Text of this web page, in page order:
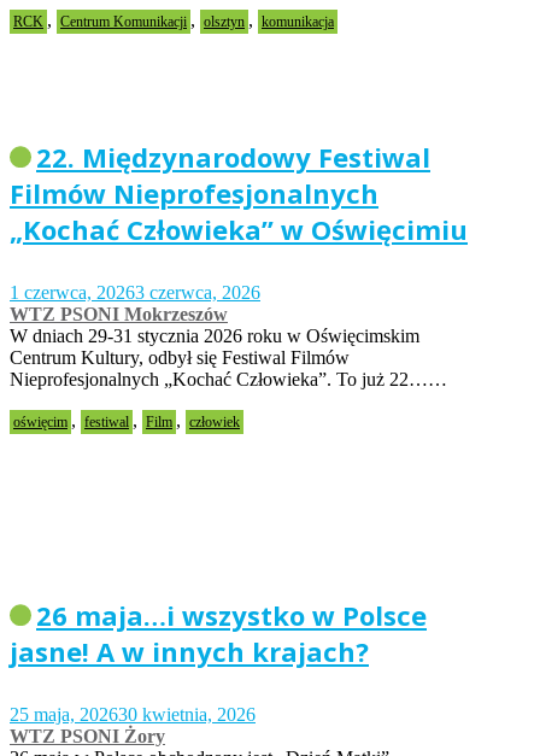
RCK , Centrum Komunikacji , olsztyn , komunikacja
22. Międzynarodowy Festiwal
Filmów Nieprofesjonalnych
„Kochać Człowieka” w Oświęcimiu
1 czerwca, 20263 czerwca, 2026
WTZ PSONI Mokrzeszów
W dniach 29-31 stycznia 2026 roku w Oświęcimskim
Centrum Kultury, odbył się Festiwal Filmów
Nieprofesjonalnych „Kochać Człowieka”. To już 22……
oświęcim , festiwal , Film , człowiek
26 maja…i wszystko w Polsce
jasne! A w innych krajach?
25 maja, 202630 kwietnia, 2026
WTZ PSONI Żory